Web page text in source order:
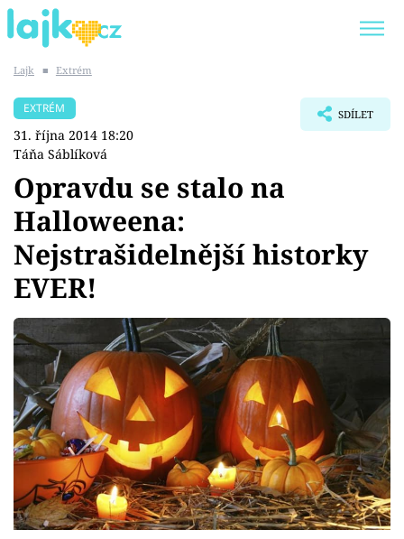
SHOPAHOLICADEL
Témata
Showbyznys
Youtubeři
Virály
Sex a vztahy
Videa
Sledujte prima+
Lajk ■ Extrém
EXTRÉM
31. října 2014 18:20
Táňa Sáblíková
SDÍLET
Opravdu se stalo na
Halloweena:
Nejstrašidelnější historky
EVER!